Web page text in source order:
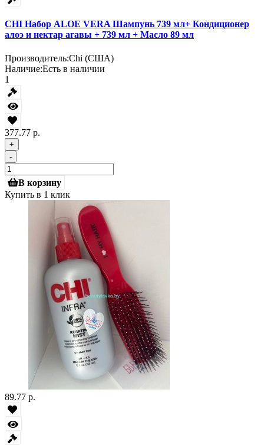
CHI Набор ALOE VERA Шампунь 739 мл+ Кондиционер
алоэ и нектар агавы + 739 мл + Масло 89 мл
Производитель:Chi (США)
Наличие:Есть в наличии
1
377.77 р.
+
-
В корзину
Купить в 1 клик
89.77 р.